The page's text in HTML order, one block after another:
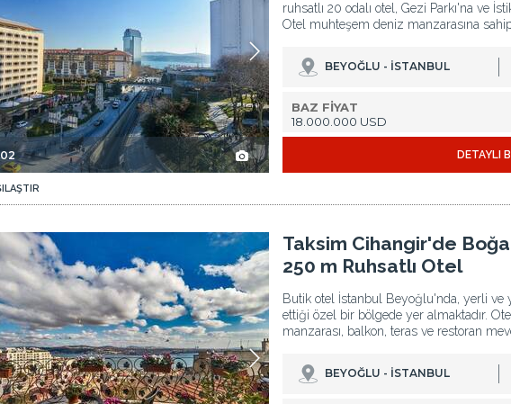
ruhsatlı 20 odalı otel, Gezi Parkı'na ve
Otel muhteşem deniz manzarasına
BEYOĞLU - İSTANBUL
BAZ FİYAT
18.000.000 USD
DETAYLI
Otel 2
Taksim Cihangir'de Boğaz Manzaralı Metroya 250 M Ruhsatlı Otel 3Taksim Cihangir'de
250 m Ruhsatlı Otel
Butik otel İstanbul Beyoğlu'nda, yerli ve
ettiği özel bir bölgede yer almaktadır.
manzarası, balkon, teras ve restoran
BEYOĞLU - İSTANBUL